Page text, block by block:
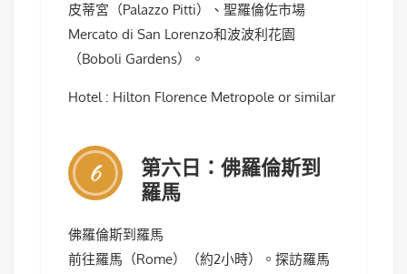
皮蒂宮（Palazzo Pitti）、聖羅倫佐市場
Mercato di San Lorenzo和波波利花園
（Boboli Gardens）。
Hotel : Hilton Florence Metropole or similar
6
第六日：佛羅倫斯到
羅馬
佛羅倫斯到羅馬
前往羅馬（Rome）（約2小時）。探訪羅馬